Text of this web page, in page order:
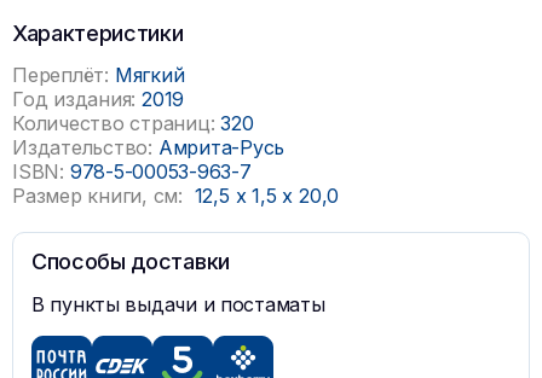
Характеристики
Переплёт: Мягкий
Год издания: 2019
Количество страниц: 320
Издательство: Амрита-Русь
ISBN: 978-5-00053-963-7
Размер книги, см: 12,5 x 1,5x 20,0
Способы доставки
В пункты выдачи и постаматы